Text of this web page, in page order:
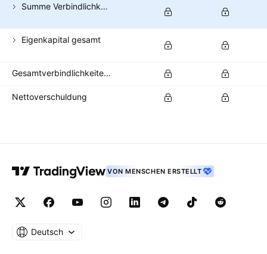
Summe Verbindlichkeiten
Eigenkapital gesamt
Gesamtverbindlichkeiten & Eigenkapital der Aktionäre
Nettoverschuldung
VON MENSCHEN ERSTELLT
Deutsch